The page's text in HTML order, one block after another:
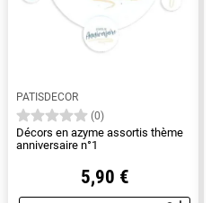
PATISDECOR
(0)
Décors en azyme assortis thème
anniversaire n°1
5,90 €